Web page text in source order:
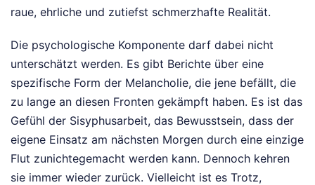
raue, ehrliche und zutiefst schmerzhafte Realität.
Die psychologische Komponente darf dabei nicht
unterschätzt werden. Es gibt Berichte über eine
spezifische Form der Melancholie, die jene befällt, die
zu lange an diesen Fronten gekämpft haben. Es ist das
Gefühl der Sisyphusarbeit, das Bewusstsein, dass der
eigene Einsatz am nächsten Morgen durch eine einzige
Flut zunichtegemacht werden kann. Dennoch kehren
sie immer wieder zurück. Vielleicht ist es Trotz,